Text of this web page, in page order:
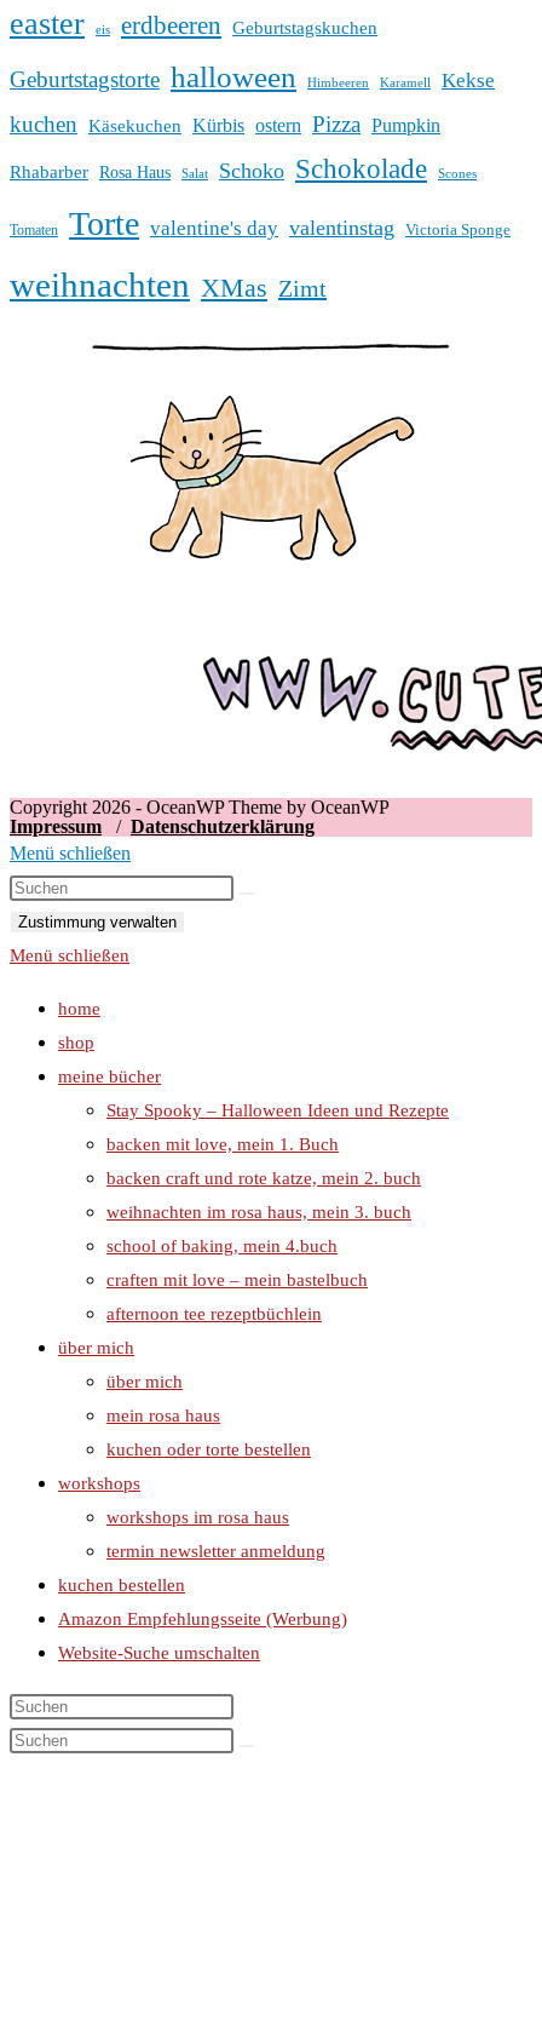
easter eis erdbeeren Geburtstagskuchen
Geburtstagstorte halloween Himbeeren Karamell Kekse
kuchen Käsekuchen Kürbis ostern Pizza Pumpkin
Rhabarber Rosa Haus Salat Schoko Schokolade Scones
Tomaten Torte valentine's day valentinstag Victoria Sponge
weihnachten XMas Zimt
Copyright 2026 - OceanWP Theme by OceanWP
Impressum / Datenschutzerklärung
Menü schließen
Zustimmung verwalten
Menü schließen
home
shop
meine bücher
Stay Spooky – Halloween Ideen und Rezepte
backen mit love, mein 1. Buch
backen craft und rote katze, mein 2. buch
weihnachten im rosa haus, mein 3. buch
school of baking, mein 4.buch
craften mit love – mein bastelbuch
afternoon tee rezeptbüchlein
über mich
über mich
mein rosa haus
kuchen oder torte bestellen
workshops
workshops im rosa haus
termin newsletter anmeldung
kuchen bestellen
Amazon Empfehlungsseite (Werbung)
Website-Suche umschalten